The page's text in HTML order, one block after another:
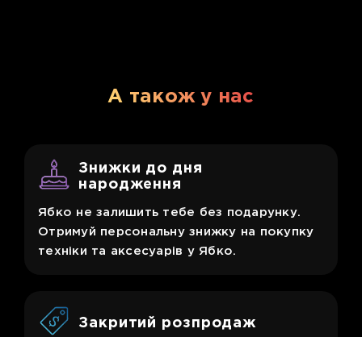
А також у нас
Знижки до дня
народження
Ябко не залишить тебе без подарунку.
Отримуй персональну знижку на покупку
техніки та аксесуарів у Ябко.
Закритий розпродаж